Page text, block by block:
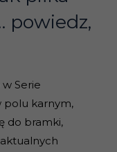
powiedz,
Serie
polu karnym,
do bramki,